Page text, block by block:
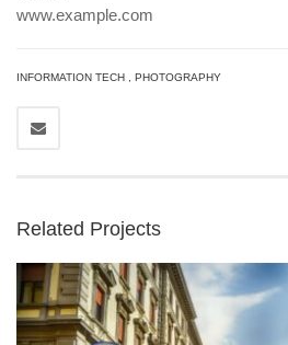
www.example.com
INFORMATION TECH PHOTOGRAPHY
Related Projects